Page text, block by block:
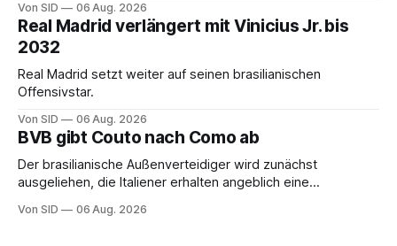
Von SID 06 Aug. 2026
Real Madrid verlängert mit Vinicius Jr. bis
2032
Real Madrid setzt weiter auf seinen brasilianischen
Offensivstar.
Von SID 06 Aug. 2026
BVB gibt Couto nach Como ab
Der brasilianische Außenverteidiger wird zunächst
ausgeliehen, die Italiener erhalten angeblich eine
Von SID 06 Aug. 2026